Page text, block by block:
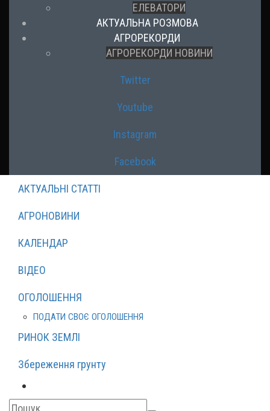
ЕЛЕВАТОРИ
АКТУАЛЬНА РОЗМОВА
АГРОРЕКОРДИ
АГРОРЕКОРДИ НОВИНИ
Twitter
Youtube
Instagram
Facebook
АКТУАЛЬНІ СТАТТІ
АГРОНОВИНИ
КАЛЕНДАР
ВІДЕО
ОГОЛОШЕННЯ
ПОДАТИ СВОЄ ОГОЛОШЕННЯ
РИНОК ЗЕМЛІ
Збереження грунту